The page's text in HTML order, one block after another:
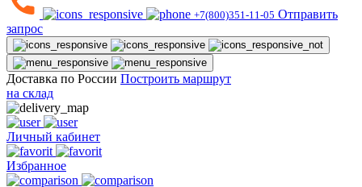
+7(800)351-11-05 Отправить
запрос
Доставка по России Построить маршрут
на склад
Личный кабинет
Избранное